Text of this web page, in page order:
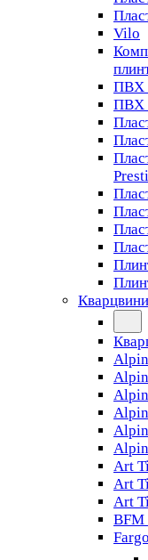
Vilo
ПВХ
ПВХ
Art
Art
Art
BFM